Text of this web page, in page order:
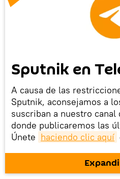
Sputnik en
A causa de las
Sputnik, aconsejamos a
suscriban a nuestro canal
donde publicaremos las
Únete haciendo clic aquí
tenemos un canal aparte
Video.